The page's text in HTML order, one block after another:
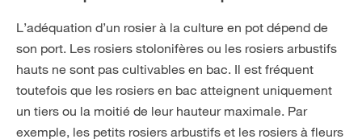
L’adéquation d’un rosier à la culture en pot dépend de
son port. Les rosiers stolonifères ou les rosiers arbustifs
hauts ne sont pas cultivables en bac. Il est fréquent
toutefois que les rosiers en bac atteignent uniquement
un tiers ou la moitié de leur hauteur maximale. Par
exemple, les petits rosiers arbustifs et les rosiers à fleurs